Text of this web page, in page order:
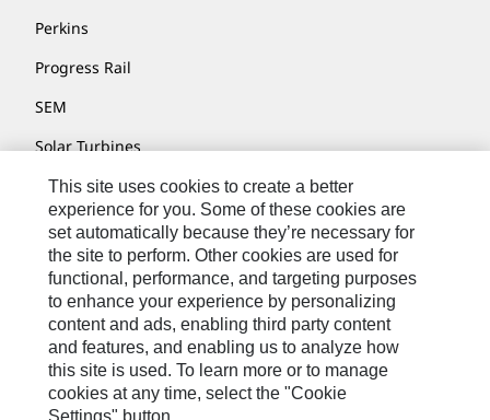
Perkins
Progress Rail
SEM
Solar Turbines
SPM Oil & Gas
Turner Powertrain Systems
Fale Conosco
Mapa Do Local
Cookie Settings
This site uses cookies to create a better
experience for you. Some of these cookies are
set automatically because they’re necessary for
the site to perform. Other cookies are used for
functional, performance, and targeting purposes
to enhance your experience by personalizing
content and ads, enabling third party content
and features, and enabling us to analyze how
this site is used. To learn more or to manage
cookies at any time, select the "Cookie
Settings" button.